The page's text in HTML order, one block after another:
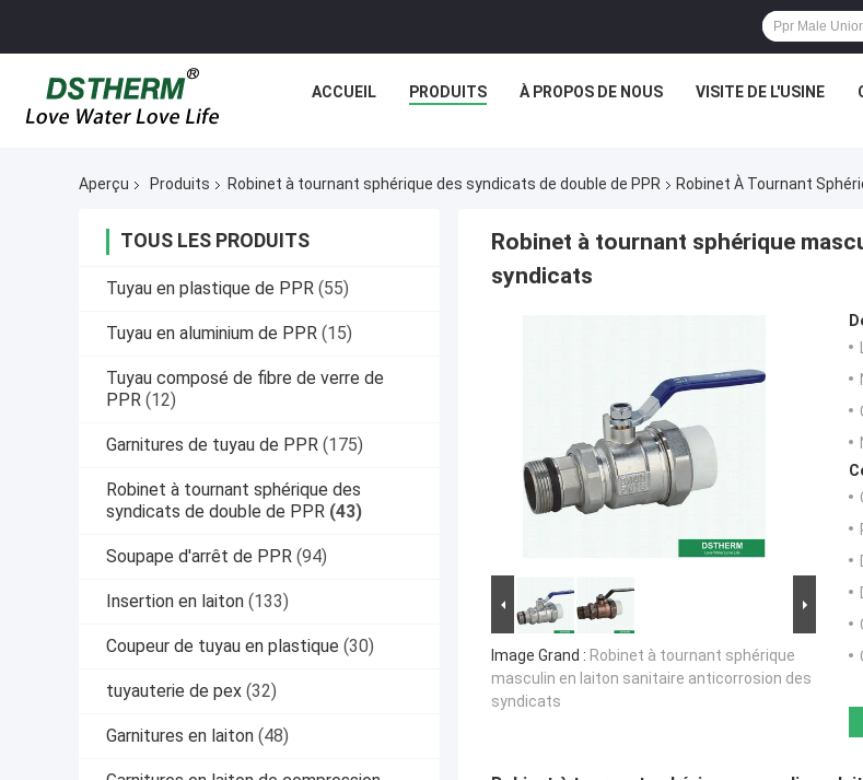
ACCUEIL PRODUITS À PROPOS DE NOUS VISITE DE L'USINE
Aperçu Produits Robinet à tournant sphérique des syndicats de double de PPR Robinet À Tournant
TOUS LES PRODUITS
Tuyau en plastique de PPR (55)
Tuyau en aluminium de PPR (15)
Tuyau composé de fibre de verre de
PPR (12)
Garnitures de tuyau de PPR (175)
Robinet à tournant sphérique des
syndicats de double de PPR (43)
Soupape d'arrêt de PPR (94)
Insertion en laiton (133)
Coupeur de tuyau en plastique (30)
tuyauterie de pex (32)
Garnitures en laiton (48)
Robinet à tournant sphérique
syndicats
Image Grand : Robinet à tournant sphérique
masculin en laiton sanitaire anticorrosion des
syndicats